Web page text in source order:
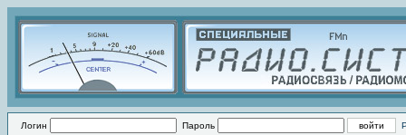
Логин Пароль